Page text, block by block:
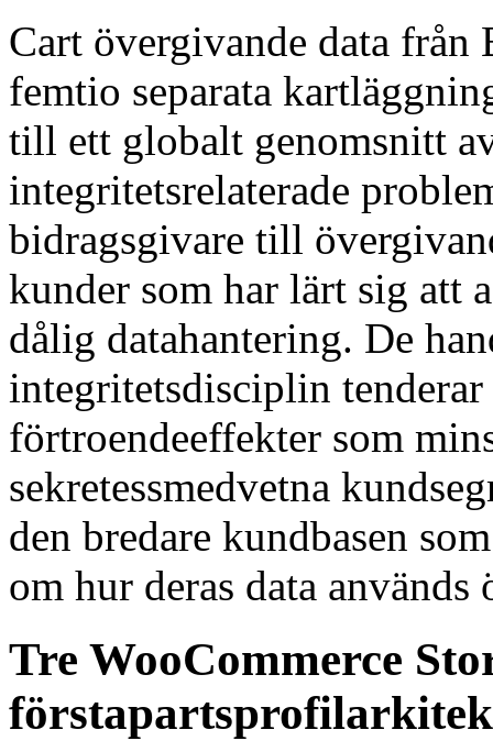
Cart övergivande data
femtio separata
till ett globalt genomsnitt
integritetsrelaterade
bidragsgivare till
kunder som har lärt sig att
dålig datahantering. De
integritetsdisciplin tenderar
förtroendeeffekter som
sekretessmedvetna
den bredare kundbasen
om hur deras data används
Tre WooCommerce